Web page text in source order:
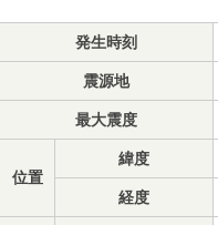
発生時刻
震源地
最大震度
位置
緯度
経度